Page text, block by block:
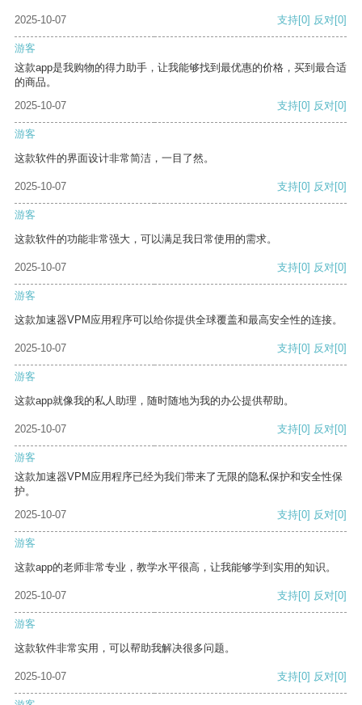
2025-10-07 支持[0] 反对[0]
游客
这款app是我购物的得力助手，让我能够找到最优惠的价格，买到最合适
的商品。
2025-10-07
支持[0] 反对[0]
游客
这款软件的界面设计非常简洁，一目了然。
2025-10-07 支持[0] 反对[0]
游客
这款软件的功能非常强大，可以满足我日常使用的需求。
2025-10-07 支持[0] 反对[0]
游客
这款加速器VPM应用程序可以给你提供全球覆盖和最高安全性的连接。
2025-10-07 支持[0] 反对[0]
游客
这款app就像我的私人助理，随时随地为我的办公提供帮助。
2025-10-07 支持[0] 反对[0]
游客
这款加速器VPM应用程序已经为我们带来了无限的隐私保护和安全性保
护。
2025-10-07
支持[0] 反对[0]
游客
这款app的老师非常专业，教学水平很高，让我能够学到实用的知识。
2025-10-07 支持[0] 反对[0]
游客
这款软件非常实用，可以帮助我解决很多问题。
2025-10-07 支持[0] 反对[0]